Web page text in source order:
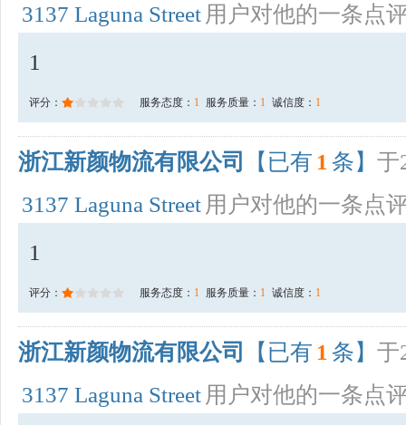
3137 Laguna Street 用户对他的一条点
1
评分： 服务态度： 1 服务质量： 1 诚信度： 1
浙江新颜物流有限公司 【已有 1 条】 于
3137 Laguna Street 用户对他的一条点
1
评分： 服务态度： 1 服务质量： 1 诚信度： 1
浙江新颜物流有限公司 【已有 1 条】 于
3137 Laguna Street 用户对他的一条点